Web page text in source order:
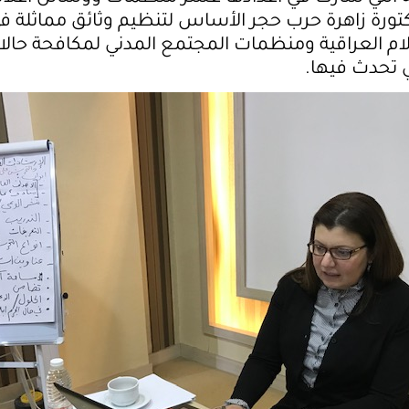
زاهرة حرب حجر الأساس لتنظيم وثائق مماثلة
العراقية ومنظمات المجتمع المدني لمكافحة
تحدث فيها.